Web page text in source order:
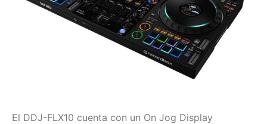
El DDJ-FLX10 cuenta con un On Jog Display